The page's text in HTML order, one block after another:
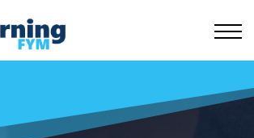
Risorse Gratuite
Chi Siamo